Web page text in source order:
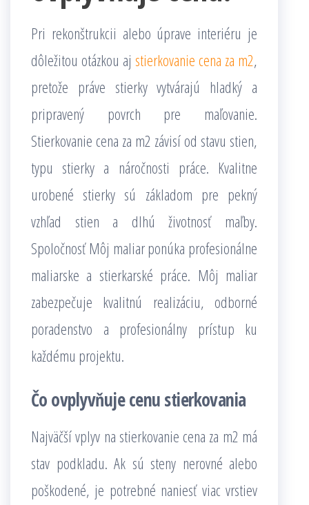
Pri rekonštrukcii alebo úprave interiéru je
dôležitou otázkou aj stierkovanie cena za m2,
pretože práve stierky vytvárajú hladký a
pripravený povrch pre maľovanie.
Stierkovanie cena za m2 závisí od stavu stien,
typu stierky a náročnosti práce. Kvalitne
urobené stierky sú základom pre pekný
vzhľad stien a dlhú životnosť maľby.
Spoločnosť Môj maliar ponúka profesionálne
maliarske a stierkarské práce. Môj maliar
zabezpečuje kvalitnú realizáciu, odborné
poradenstvo a profesionálny prístup ku
každému projektu.
Čo ovplyvňuje cenu stierkovania
Najväčší vplyv na stierkovanie cena za m2 má
stav podkladu. Ak sú steny nerovné alebo
poškodené, je potrebné naniesť viac vrstiev